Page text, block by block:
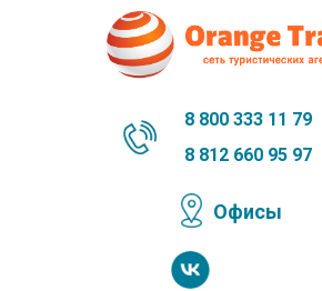
Офисы
8 812 660 95 97
8 800 333 11 79